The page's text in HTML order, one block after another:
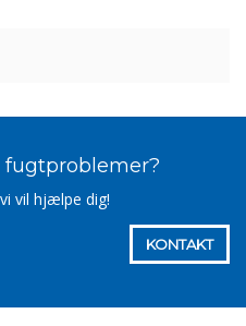
fugtproblemer?
vil hjælpe dig!
KONTAKT